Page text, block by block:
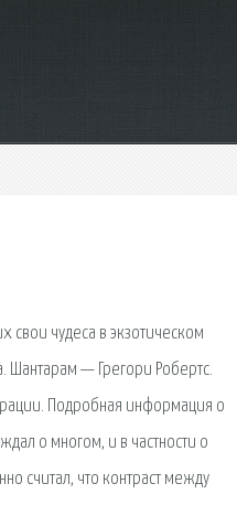
чудеса в экзотическом
Шантарам — Грегори Робертс.
Подробная информация о
о многом, и в частности о
считал, что контраст между